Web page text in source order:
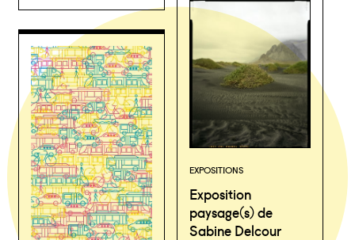
EXPOSITIONS
Exposition
paysage(s) de
Sabine Delcour